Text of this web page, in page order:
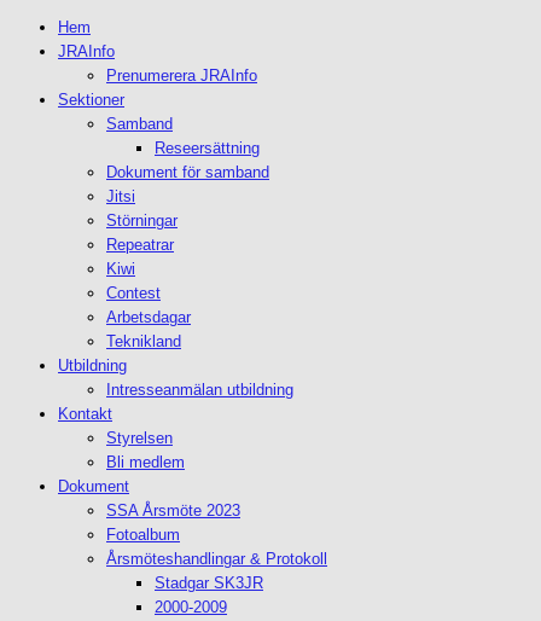
Hem
JRAInfo
Prenumerera JRAInfo
Sektioner
Samband
Reseersättning
Dokument för samband
Jitsi
Störningar
Repeatrar
Kiwi
Contest
Arbetsdagar
Teknikland
Utbildning
Intresseanmälan utbildning
Kontakt
Styrelsen
Bli medlem
Dokument
SSA Årsmöte 2023
Fotoalbum
Årsmöteshandlingar & Protokoll
Stadgar SK3JR
2000-2009